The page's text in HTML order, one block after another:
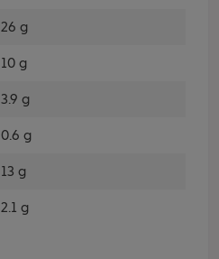
26 g
10 g
3.9 g
0.6 g
13 g
2.1 g